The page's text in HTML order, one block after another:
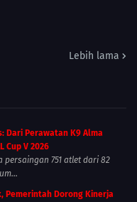
Lebih lama
Dari Perawatan K9 Alma
Cup V 2026
751 atlet dari 82
Pemerintah Dorong Kinerja